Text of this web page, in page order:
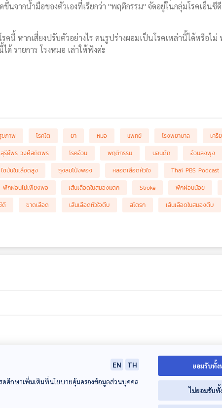
นจากน้ำมือของตัวเองที่เรียกว่า "พฤติกรรม" จัดอยู่ในกลุ่มโรคเอ็นซี
รคนี้ หากเสี่ยงปรับตัวอย่างไร คนรูปร่างผอมเป็นโรคเหล่านี้ได้หรือ
ด้ รายการ โรงหมอ เล่าให้ฟังค่ะ
ขภาพ โรคไต ยา หมอ แพทย์ โรงพยาบาล เครี
สุรีย์พร วงศ์สถิตพร โรคอ้วน พฤติกรรม นอนดึก อ้วนลงพุง
ไขมันในเลือดสูง ถุงลมโป่งพอง หลอดเลือดหัวใจ Thai PBS Podcast
พักผ่อนไม่เพียงพอ เส้นเลือดในสมองแตก Stroke พักผ่อนน้อย
ดี ขาดเลือด เส้นเลือดหัวใจตีบ สโตรก เส้นเลือดในสมองตีบ
EN
TH
ดศึกษาเพิ่มเติมที่นโยบายคุ้มครองข้อมูลส่วนบุคคล
ยอมรับทั้ง
ไม่ยอมรับทั้